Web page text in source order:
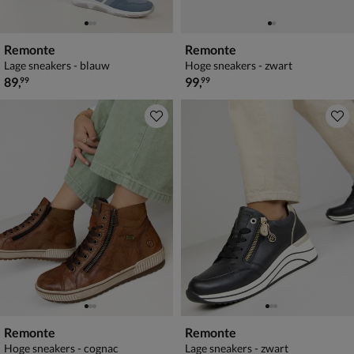
Remonte
Lage sneakers - blauw
€ 89,99
89,99
Remonte
Hoge sneakers - zwart
€ 99,99
99,99
Remonte
Hoge sneakers - cognac
Remonte
Lage sneakers - zwart